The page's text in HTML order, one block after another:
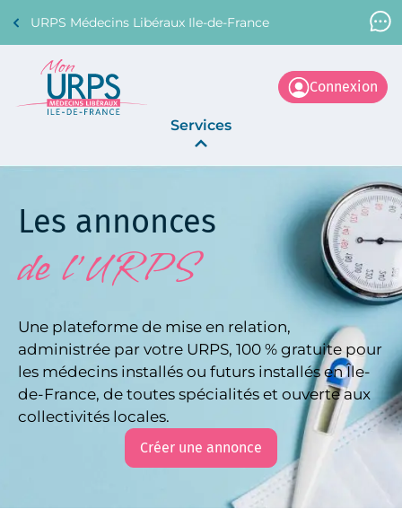
URPS Médecins Libéraux Ile-de-France
Support Médecin
01 45 45 45 45
Services
La Centrale
Connexion
Les annonces
de l'URPS
Une plateforme de mise en relation,
administrée par votre URPS, 100 % gratuite pour
les médecins installés ou futurs installés en Île-
de-France, de toutes spécialités et ouverte aux
collectivités locales.
Créer une annonce